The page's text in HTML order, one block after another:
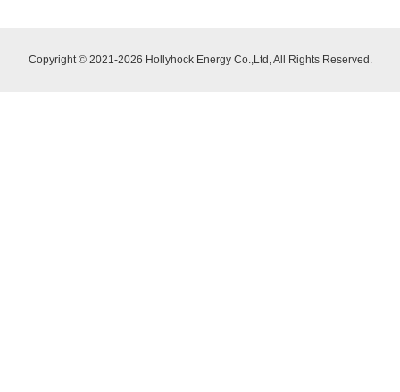
Copyright © 2021-2026 Hollyhock Energy Co.,Ltd, All Rights Reserved.